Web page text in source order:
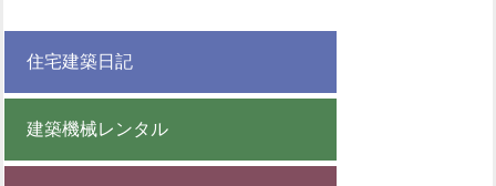
住宅建築日記
建築機械レンタル